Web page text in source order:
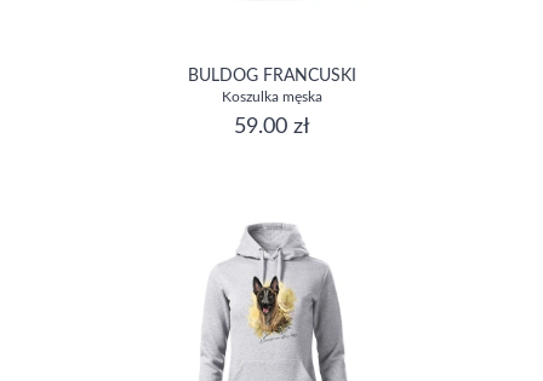
BULDOG FRANCUSKI
Koszulka męska
59.00 zł